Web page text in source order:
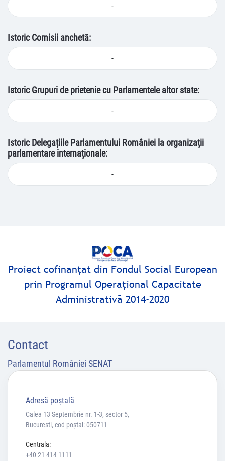
-
Istoric Comisii anchetă:
-
Istoric Grupuri de prietenie cu Parlamentele altor state:
-
Istoric Delegațiile Parlamentului României la organizații
parlamentare internaționale:
-
Proiect cofinanţat din Fondul Social European
prin Programul Operaţional Capacitate
Administrativă 2014-2020
Contact
Parlamentul României SENAT
Adresă poştală
Calea 13 Septembrie nr. 1-3, sector 5,
Bucuresti, cod poștal: 050711
Centrala:
+40 21 414 1111